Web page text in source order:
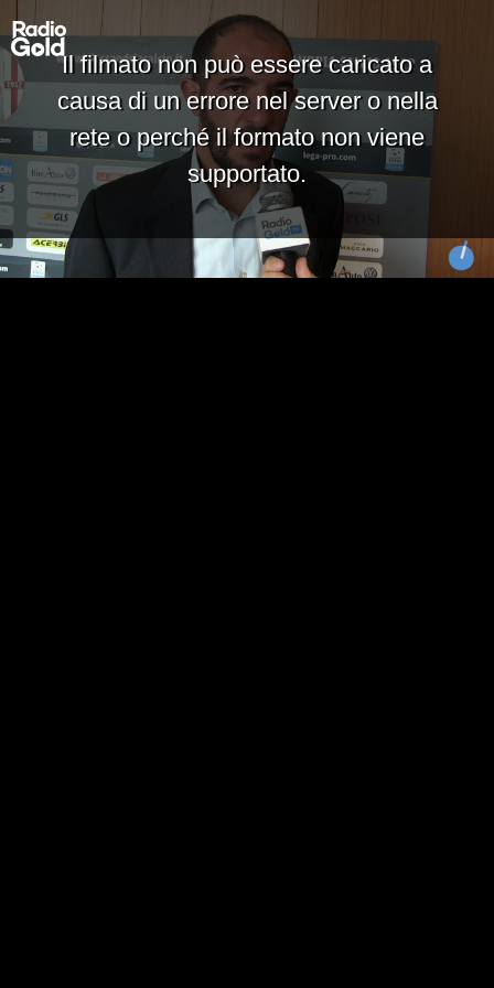
Il filmato non può essere caricato a
causa di un errore nel server o nella
rete o perché il formato non viene
supportato.